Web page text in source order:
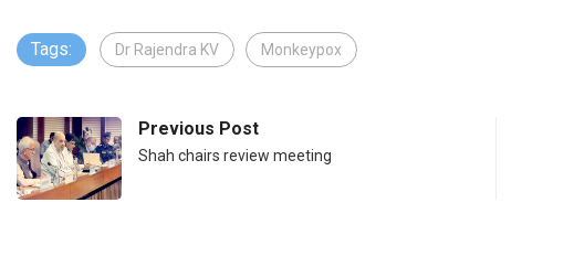
Tags: Dr Rajendra KV Monkeypox
Previous Post
Shah chairs review meeting